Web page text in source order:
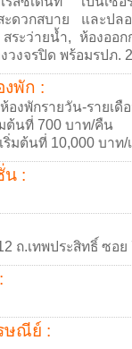
ดวกสบาย และปล
สระว่ายน้ำ, ห้องออ
วงจรปิด พร้อมรปภ.
งพัก :
องพักรายวัน-รายเดื
ต้นที่ 700 บาท/คืน
ริ่มต้นที่ 10,000 บาท/
น :
ถ.เทพประสิทธิ์ ซอย
ษณีย์ :